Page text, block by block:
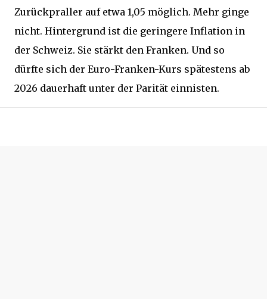
Zurückpraller auf etwa 1,05 möglich. Mehr ginge
nicht. Hintergrund ist die geringere Inflation in
der Schweiz. Sie stärkt den Franken. Und so
dürfte sich der Euro-Franken-Kurs spätestens ab
2026 dauerhaft unter der Parität einnisten.